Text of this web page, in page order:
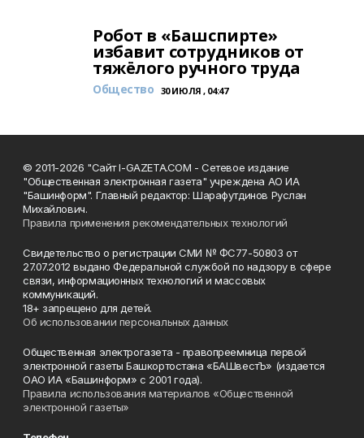
Робот в «Башспирте»
избавит сотрудников от
тяжёлого ручного труда
Общество 30 ИЮЛЯ , 04:47
© 2011-2026 "Сайт I-GAZETA.COM - Сетевое издание
"Общественная электронная газета" учреждена АО ИА
"Башинформ". Главный редактор: Шарафутдинов Руслан
Михайлович.
Правила применения рекомендательных технологий
Свидетельство о регистрации СМИ № ФС77-50803 от
27.07.2012 выдано Федеральной службой по надзору в сфере
связи, информационных технологий и массовых
коммуникаций.
18+ запрещено для детей.
Об использовании персональных данных
Общественная электрогазета - правопреемница первой
электронной газеты Башкортостана «БАШвестЪ» (издается
ОАО ИА «Башинформ» с 2001 года).
Правила использования материалов «Общественной
электронной газеты»